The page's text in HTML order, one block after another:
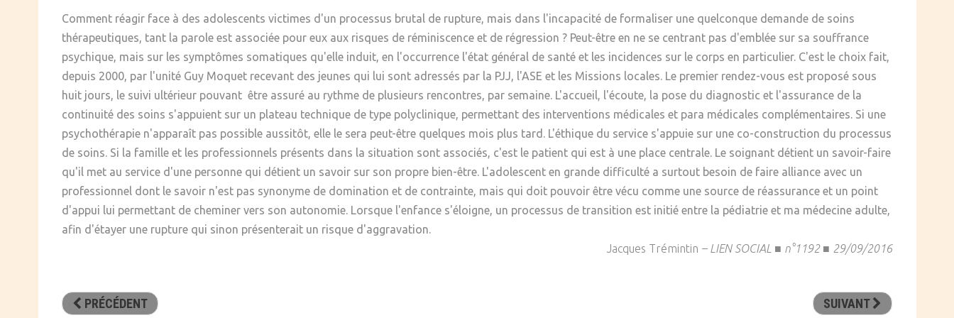
Violence / Maltraitance
Agression Sexuelle
Délinquance
Banlieue
Protection De L'enfance
Accueil – Placement
Psychiatrie
Psychologie
Sexualité
Sociologie
SOCIÉTÉ
Économie / Emploi
Politique
Religion
Scolarité
CULTURE
Romans / Médias
Comment réagir face à des adolescents victimes d'un processus brutal de rupture, mais dans l'incapacité de formaliser une quelconque demande de soins
thérapeutiques, tant la parole est associée pour eux aux risques de réminiscence et de régression ? Peut-être en ne se centrant pas d'emblée sur sa souffrance
psychique, mais sur les symptômes somatiques qu'elle induit, en l'occurrence l'état général de santé et les incidences sur le corps en particulier. C'est le choix fait,
depuis 2000, par l'unité Guy Moquet recevant des jeunes qui lui sont adressés par la PJJ, l'ASE et les Missions locales. Le premier rendez-vous est proposé sous
huit jours, le suivi ultérieur pouvant être assuré au rythme de plusieurs rencontres, par semaine. L'accueil, l'écoute, la pose du diagnostic et l'assurance de la
continuité des soins s'appuient sur un plateau technique de type polyclinique, permettant des interventions médicales et para médicales complémentaires. Si une
psychothérapie n'apparaît pas possible aussitôt, elle le sera peut-être quelques mois plus tard. L'éthique du service s'appuie sur une co-construction du processus
de soins. Si la famille et les professionnels présents dans la situation sont associés, c'est le patient qui est à une place centrale. Le soignant détient un savoir-faire
qu'il met au service d'une personne qui détient un savoir sur son propre bien-être. L'adolescent en grande difficulté a surtout besoin de faire alliance avec un
professionnel dont le savoir n'est pas synonyme de domination et de contrainte, mais qui doit pouvoir être vécu comme une source de réassurance et un point
d'appui lui permettant de cheminer vers son autonomie. Lorsque l'enfance s'éloigne, un processus de transition est initié entre la pédiatrie et ma médecine adulte,
afin d'étayer une rupture qui sinon présenterait un risque d'aggravation.
Jacques Trémintin – LIEN SOCIAL ■ n°1192 ■ 29/09/2016
PRÉCÉDENT SUIVANT